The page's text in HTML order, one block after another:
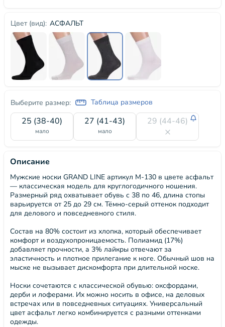
Цвет (вид): АСФАЛЬТ
Выберите размер: Таблица размеров
25 (38-40)
мало
27 (41-43)
мало
29 (44-46)
Описание
Мужские носки GRAND LINE артикул М-130 в цвете асфальт
— классическая модель для круглогодичного ношения.
Размерный ряд охватывает обувь с 38 по 46, длина стопы
варьируется от 25 до 29 см. Тёмно-серый оттенок подходит
для делового и повседневного стиля.
Состав на 80% состоит из хлопка, который обеспечивает
комфорт и воздухопроницаемость. Полиамид (17%)
добавляет прочности, а 3% лайкры отвечают за
эластичность и плотное прилегание к ноге. Обычный шов на
мыске не вызывает дискомфорта при длительной носке.
Носки сочетаются с классической обувью: оксфордами,
дерби и лоферами. Их можно носить в офисе, на деловых
встречах или в повседневных ситуациях. Универсальный
цвет асфальт легко комбинируется с разными оттенками
одежды.